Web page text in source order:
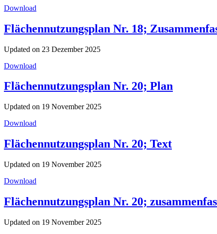
Download
Flächennutzungsplan Nr. 18;
Updated on 23 Dezember 2025
Download
Flächennutzungsplan Nr. 20; Plan
Updated on 19 November 2025
Download
Flächennutzungsplan Nr. 20; Text
Updated on 19 November 2025
Download
Flächennutzungsplan Nr. 20;
Updated on 19 November 2025